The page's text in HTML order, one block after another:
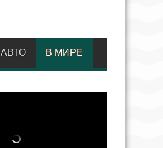
АВТО В МИРЕ